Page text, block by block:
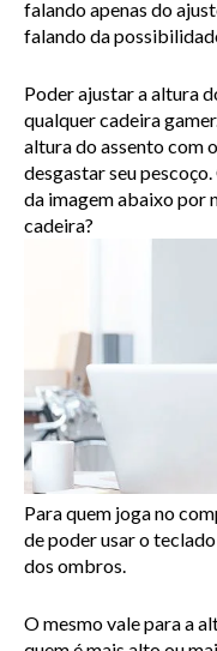
falando apenas do
falando da
Poder ajustar a altura
qualquer cadeira
altura do assento com
desgastar seu
da imagem abaixo por
cadeira?
Para quem joga no
de poder usar o
dos ombros.
O mesmo vale para a